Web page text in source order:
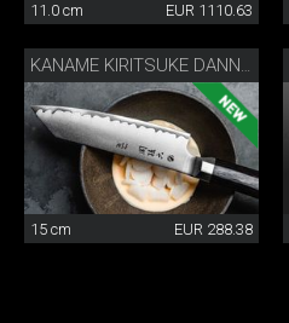
11.0 cm EUR 1110.63
KANAME KIRITSUKE DANNY KHEZZAR 15 CM
15 cm EUR 288.38